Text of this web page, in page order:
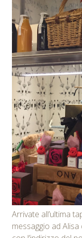
Arrivate all’ultima
messaggio ad